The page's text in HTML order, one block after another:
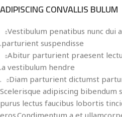
ADIPISCING CONVALLIS BULUM
Vestibulum penatibus nunc dui
parturient suspendisse.
Abitur parturient praesent
a vestibulum hendre.
Diam parturient dictumst
Scelerisque adipiscing bibendum
purus lectus faucibus lobortis